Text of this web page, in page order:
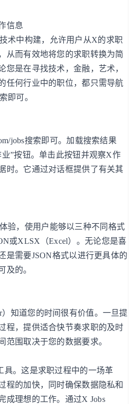
信息
术中构建，允许用户从X的求职
从而有效地将您的求职转换为简
您是在寻找技术，金融，艺术，
任何行业中的职位，都只需导航
即可。
jobs搜索即可。加载搜索结果
”按钮。单击此按钮并观察X作
时。它通过对话框提供了有关其
验，使用户能够以三种不同格式
或XLSX（Excel）。无论您是喜
是需要JSON格式以进行更具体的
及的。
）知道您的时间很有价值。一旦提
程，提供适合快节奏求职的及时
范围取决于您的数据要求。
具。这是求职过程中的一场革
程的加快，同时确保数据隐私和
成理想的工作。通过X Jobs